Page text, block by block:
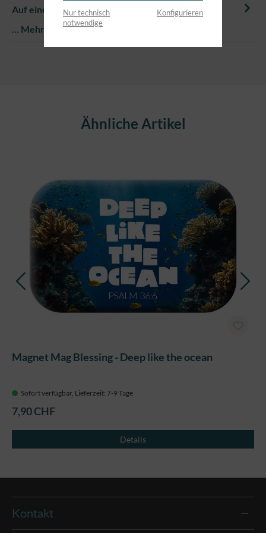
Auf einem Blick
… Mehr
Produktgalerie überspringenÄhnliche Artikel
Magnet Mag Blessing - Deep like the ocean
Sofort verfügbar, Lieferzeit: 7-9 Tage
7,90 CHF
Details
Kontakt
Nur technisch
notwendige
Konfigurieren